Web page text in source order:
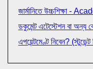
জার্মানিতে উচ্চশিক্ষা -
ডকুমেন্ট এটেস্টেশন বা অন্য
এপয়েন্টমেণ্ট নিবেন?